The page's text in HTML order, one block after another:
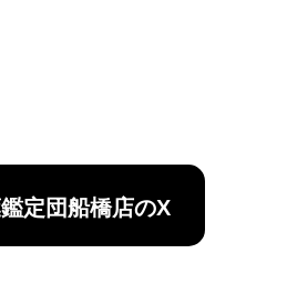
定団船橋店のX